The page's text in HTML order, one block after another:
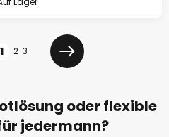
1 2 3
Weiter
oder flexible
jedermann?